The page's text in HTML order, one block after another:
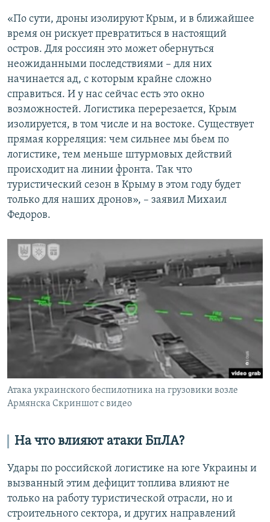
«По сути, дроны изолируют Крым, и в ближайшее
время он рискует превратиться в настоящий
остров. Для россиян это может обернуться
неожиданными последствиями – для них
начинается ад, с которым крайне сложно
справиться. И у нас сейчас есть это окно
возможностей. Логистика перерезается, Крым
изолируется, в том числе и на востоке. Существует
прямая корреляция: чем сильнее мы бьем по
логистике, тем меньше штурмовых действий
происходит на линии фронта. Так что
туристический сезон в Крыму в этом году будет
только для наших дронов», – заявил Михаил
Федоров.
Атака украинского беспилотника на грузовики возле
Армянска Скриншот с видео
На что влияют атаки БпЛА?
Удары по российской логистике на юге Украины и
вызванный этим дефицит топлива влияют не
только на работу туристической отрасли, но и
строительного сектора, и других направлений